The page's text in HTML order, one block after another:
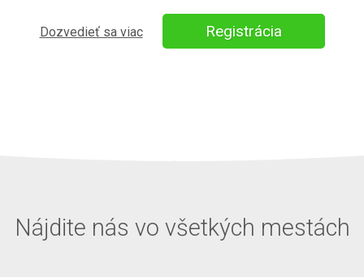
Dozvedieť sa viac Registrácia
Nájdite nás vo všetkých mestách